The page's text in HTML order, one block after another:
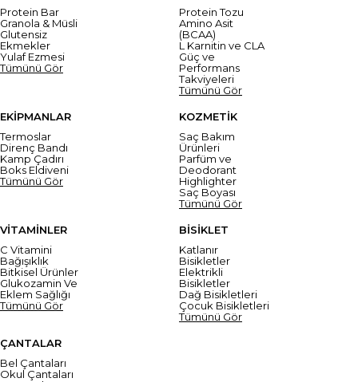
Protein Bar
Granola & Müsli
Glutensiz
Ekmekler
Yulaf Ezmesi
Tümünü Gör
Protein Tozu
Amino Asit
(BCAA)
L Karnitin ve CLA
Güç ve
Performans
Takviyeleri
Tümünü Gör
EKİPMANLAR
Termoslar
Direnç Bandı
Kamp Çadırı
Boks Eldiveni
Tümünü Gör
KOZMETİK
Saç Bakım
Ürünleri
Parfüm ve
Deodorant
Highlighter
Saç Boyası
Tümünü Gör
VİTAMİNLER
C Vitamini
Bağışıklık
Bitkisel Ürünler
Glukozamin Ve
Eklem Sağlığı
Tümünü Gör
BİSİKLET
Katlanır
Bisikletler
Elektrikli
Bisikletler
Dağ Bisikletleri
Çocuk Bisikletleri
Tümünü Gör
ÇANTALAR
Bel Çantaları
Okul Çantaları